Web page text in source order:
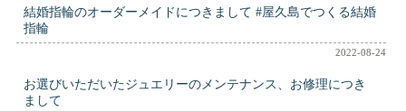
結婚指輪のオーダーメイドにつきまして #屋久島でつくる結婚
指輪
2022-08-24
お選びいただいたジュエリーのメンテナンス、お修理につき
まして